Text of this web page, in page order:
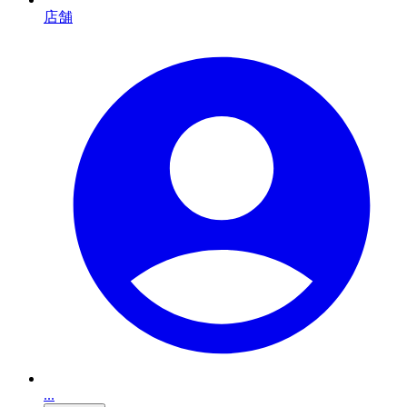
店舗
...